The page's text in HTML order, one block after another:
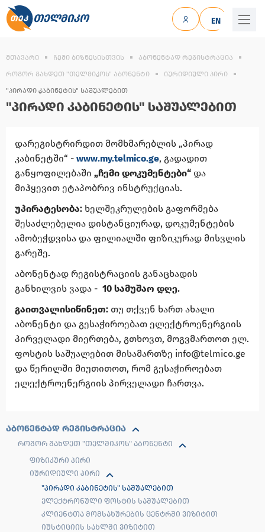
EN
ᲗᲔᲚᲛᲘᲙᲝ
ᲛᲗᲐᲕᲐᲠᲘ ᲩᲔᲛᲘ ᲑᲘᲖᲜᲔᲡᲘᲡᲗᲕᲘᲡ
ᲐᲑᲝᲜᲔᲜᲢᲐᲓ ᲠᲔᲒᲘᲡᲢᲠᲐᲪᲘᲐ
ᲠᲝᲒᲝᲠ ᲒᲐᲮᲓᲔᲗ "ᲗᲔᲚᲛᲘᲙᲝᲡ" ᲐᲑᲝᲜᲔᲜᲢᲘ
ᲘᲣᲠᲘᲓᲘᲣᲚᲘ ᲞᲘᲠᲘ
"ᲞᲘᲠᲐᲓᲘ ᲙᲐᲑᲘᲜᲔᲢᲘᲡ" ᲡᲐᲨᲣᲐᲚᲔᲑᲘᲗ
"ᲞᲘᲠᲐᲓᲘ ᲙᲐᲑᲘᲜᲔᲢᲘᲡ" ᲡᲐᲨᲣᲐᲚᲔᲑᲘᲗ
ᲐᲑᲝᲜᲔᲜᲢᲐᲓ ᲠᲔᲒᲘᲡᲢᲠᲐᲪᲘᲐ
ᲠᲝᲒᲝᲠ ᲒᲐᲮᲓᲔᲗ "ᲗᲔᲚᲛᲘᲙᲝᲡ" ᲐᲑᲝᲜᲔᲜᲢᲘ
ᲤᲘᲖᲘᲙᲣᲠᲘ ᲞᲘᲠᲘ
ᲘᲣᲠᲘᲓᲘᲣᲚᲘ ᲞᲘᲠᲘ
"ᲞᲘᲠᲐᲓᲘ ᲙᲐᲑᲘᲜᲔᲢᲘᲡ" ᲡᲐᲨᲣᲐᲚᲔᲑᲘᲗ
ᲔᲚᲔᲥᲢᲠᲝᲜᲣᲚᲘ ᲤᲝᲡᲢᲘᲡ ᲡᲐᲨᲣᲐᲚᲔᲑᲘᲗ
ᲙᲚᲘᲔᲜᲢᲗᲐ ᲛᲝᲛᲡᲐᲮᲣᲠᲔᲑᲘᲡ ᲪᲔᲜᲢᲠᲨᲘ ᲕᲘᲖᲘᲢᲘᲗ
ᲘᲣᲡᲢᲘᲪᲘᲘᲡ ᲡᲐᲮᲚᲨᲘ ᲕᲘᲖᲘᲢᲘᲗ
დარეგისტრირდით მომხმარებლის „პირად
კაბინეტში“ - www.my.telmico.ge, გადადით
განყოფილებაში „ჩემი დოკუმენტები“ და
მიჰყევით ეტაპობრივ ინსტრუქციას.
უპირატესობა: ხელშეკრულების გაფორმება
შესაძლებელია დისტანციურად, დოკუმენტების
ამობეჭდვისა და ფილიალში ფიზიკურად მისვლის
გარეშე.
აბონენტად რეგისტრაციის განაცხადის
განხილვის ვადა - 10 სამუშაო დღე.
გაითვალისიწინეთ: თუ თქვენ ხართ ახალი
აბონენტი და გესაჭიროებათ ელექტროენერგიის
პირველადი მიერთება, გთხოვთ, მოგვმართოთ ელ.
ფოსტის საშუალებით მისამართზე info@telmico.ge
და წერილში მიუთითოთ, რომ გესაჭიროებათ
ელექტროენერგიის პირველადი ჩართვა.